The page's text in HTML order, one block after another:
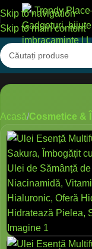
Skip to navigation
Skip to main content
Acasă Cosmetice &